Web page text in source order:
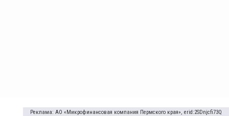
Реклама: АО «Микрофинансовая компания Пермского края», erid:2SDnjcfi73Q